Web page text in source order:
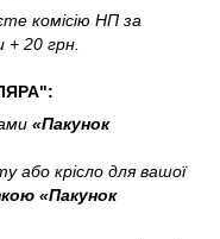
комісію НП за
+ 20 грн.
«Пакунок
або крісло для вашої
«Пакунок